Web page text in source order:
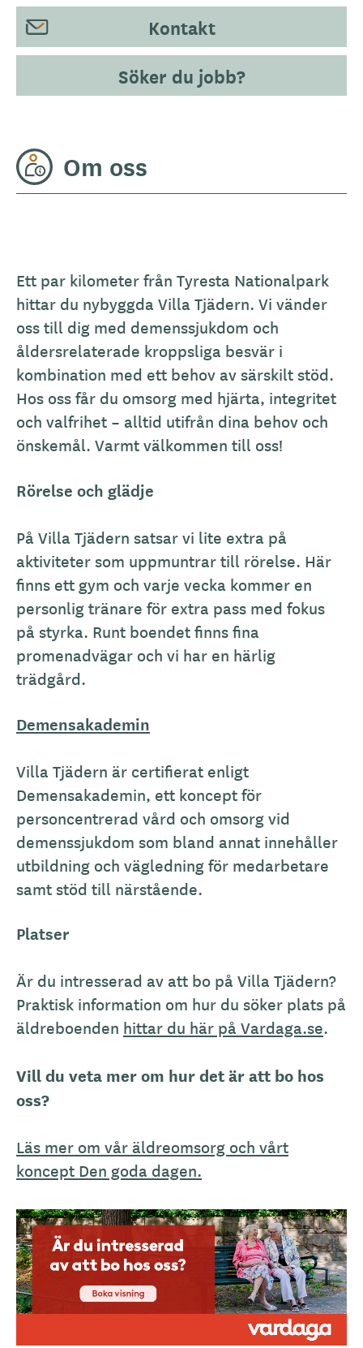
Kontakt
Söker du jobb?
Om oss
Ett par kilometer från Tyresta Nationalpark
hittar du nybyggda Villa Tjädern. Vi vänder
oss till dig med demenssjukdom och
åldersrelaterade kroppsliga besvär i
kombination med ett behov av särskilt stöd.
Hos oss får du omsorg med hjärta, integritet
och valfrihet – alltid utifrån dina behov och
önskemål. Varmt välkommen till oss!
Rörelse och glädje
På Villa Tjädern satsar vi lite extra på
aktiviteter som uppmuntrar till rörelse. Här
finns ett gym och varje vecka kommer en
personlig tränare för extra pass med fokus
på styrka. Runt boendet finns fina
promenadvägar och vi har en härlig
trädgård.
Demensakademin
Villa Tjädern är certifierat enligt
Demensakademin, ett koncept för
personcentrerad vård och omsorg vid
demenssjukdom som bland annat innehåller
utbildning och vägledning för medarbetare
samt stöd till närstående.
Platser
Är du intresserad av att bo på Villa Tjädern?
Praktisk information om hur du söker plats på
äldreboenden hittar du här på Vardaga.se.
Vill du veta mer om hur det är att bo hos
oss?
Läs mer om vår äldreomsorg och vårt
koncept Den goda dagen.